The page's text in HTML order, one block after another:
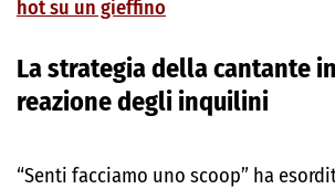
hot su un gieffino
La strategia della cantante
reazione degli inquilini
“Senti facciamo uno scoop” ha